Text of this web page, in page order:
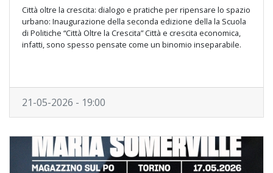
Città oltre la crescita: dialogo e pratiche per ripensare lo spazio
urbano: Inaugurazione della seconda edizione della la Scuola
di Politiche “Città Oltre la Crescita” Città e crescita economica,
infatti, sono spesso pensate come un binomio inseparabile.
21-05-2026 - 19:00